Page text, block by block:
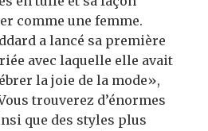
comme une femme.
a lancé sa première
avec laquelle elle avait
la joie de la mode»,
trouverez d’énormes
que des styles plus